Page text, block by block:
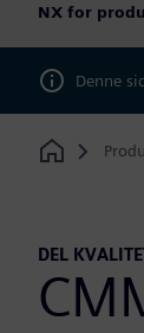
NX for
Denne
Home
DEL